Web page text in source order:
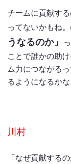
チームに貢献す
ってないかもね
うなるのか」
ことで誰かの助
ム力につながる
るようになるかな
川村
「なぜ貢献する